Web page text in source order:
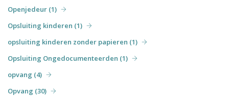
Openjedeur (1)
Opsluiting kinderen (1)
opsluiting kinderen zonder papieren (1)
Opsluiting Ongedocumenteerden (1)
opvang (4)
Opvang (30)